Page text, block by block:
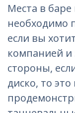
Места в
необходимо
если вы
компанией и
стороны,
диско, то